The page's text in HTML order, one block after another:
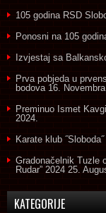
105 godina RSD
Ponosni na 105
Izvjestaj sa
Prva pobjeda u
bodova 16. Novembra
Preminuo Ismet
2024.
Karate klub
Gradonačelnik Tuzle
Rudar” 2024 25.
KATEGORIJE